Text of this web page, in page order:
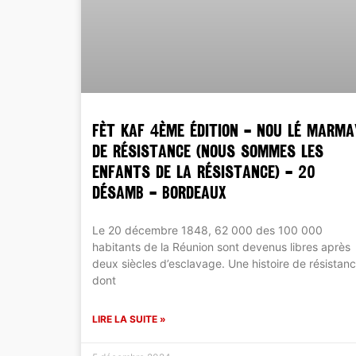
FÈT KAF 4ème édition – Nou lé
de résistance (Nous sommes les
enfants de la résistance) – 20
désamb – Bordeaux
Le 20 décembre 1848, 62 000 des 100 000
habitants de la Réunion sont devenus libres après
deux siècles d’esclavage. Une histoire de
dont
LIRE LA SUITE »